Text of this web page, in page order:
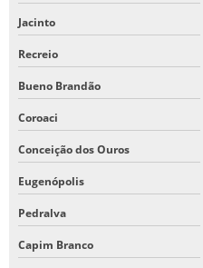
Jacinto
Recreio
Bueno Brandão
Coroaci
Conceição dos Ouros
Eugenópolis
Pedralva
Capim Branco